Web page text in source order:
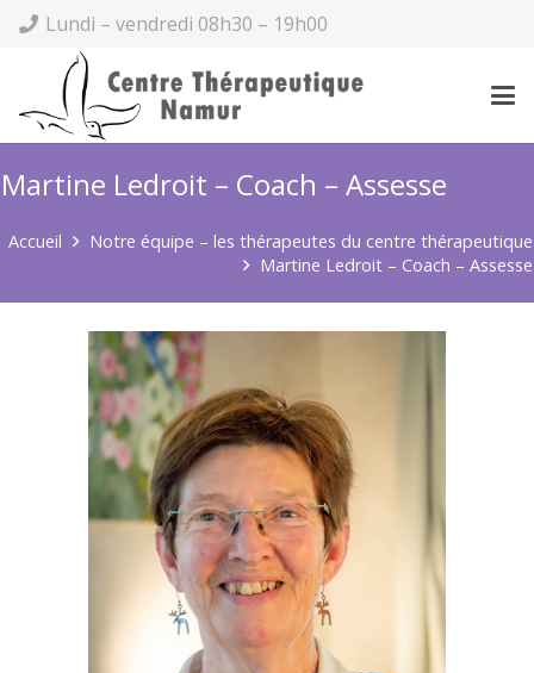
Lundi – vendredi 08h30 – 19h00
Martine Ledroit – Coach – Assesse
Accueil
Notre équipe – les thérapeutes du centre thérapeutique
Martine Ledroit – Coach – Assesse